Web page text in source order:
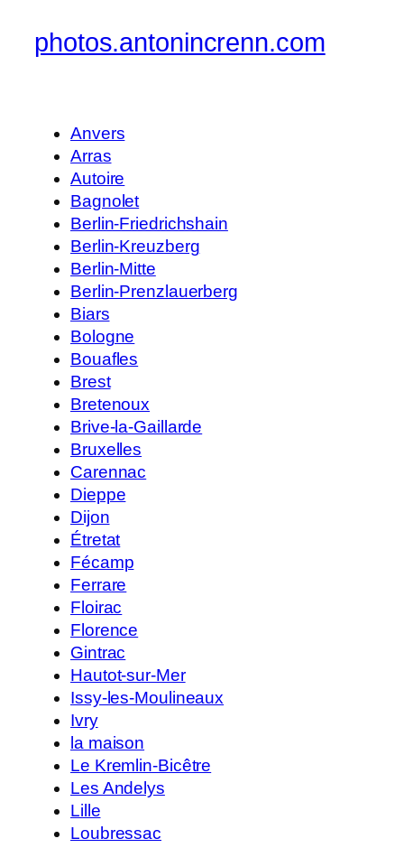
photos.antonincrenn.com
Anvers
Arras
Autoire
Bagnolet
Berlin-Friedrichshain
Berlin-Kreuzberg
Berlin-Mitte
Berlin-Prenzlauerberg
Biars
Bologne
Bouafles
Brest
Bretenoux
Brive-la-Gaillarde
Bruxelles
Carennac
Dieppe
Dijon
Étretat
Fécamp
Ferrare
Floirac
Florence
Gintrac
Hautot-sur-Mer
Issy-les-Moulineaux
Ivry
la maison
Le Kremlin-Bicêtre
Les Andelys
Lille
Loubressac